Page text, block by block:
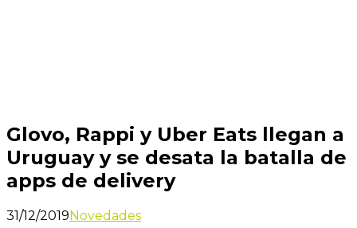
Glovo, Rappi y Uber Eats llegan a
Uruguay y se desata la batalla de
apps de delivery
31/12/2019Novedades